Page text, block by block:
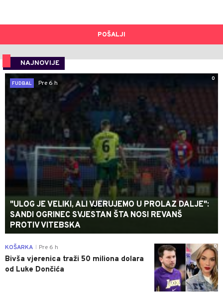
POŠALJI
NAJNOVIJE
0
FUDBAL
Pre 6 h
"ULOG JE VELIKI, ALI VJERUJEMO U PROLAZ DALJE":
SANDI OGRINEC SVJESTAN ŠTA NOSI REVANŠ
PROTIV VITEBSKA
0
KOŠARKA Pre 6 h
Bivša vjerenica traži 50 miliona dolara
od Luke Dončića